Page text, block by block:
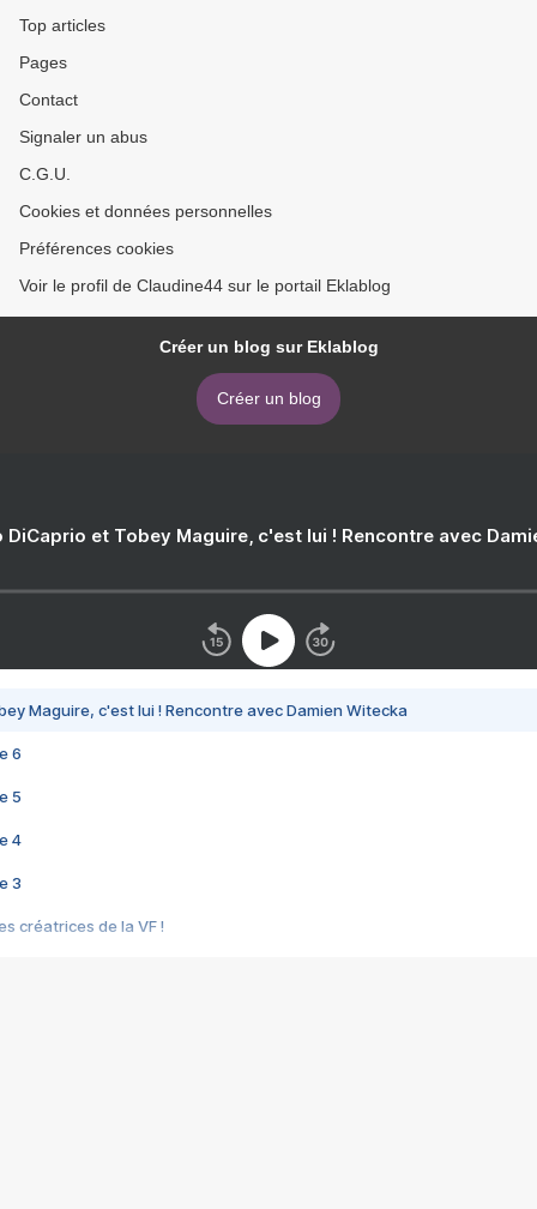
Top articles
Pages
Contact
Signaler un abus
C.G.U.
Cookies et données personnelles
Préférences cookies
Voir le profil de Claudine44 sur le portail Eklablog
Créer un blog sur Eklablog
Créer un blog
DiCaprio et Tobey Maguire, c'est lui ! Rencontre avec
Maguire, c'est lui ! Rencontre avec Damien Witecka
6
5
4
3
créatrices de la VF !